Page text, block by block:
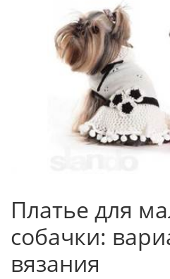
Платье для
собачки:
вязания